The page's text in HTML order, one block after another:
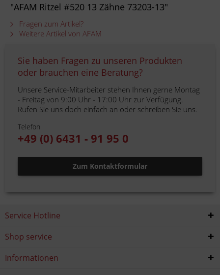
"AFAM Ritzel #520 13 Zähne 73203-13"
Fragen zum Artikel?
Weitere Artikel von AFAM
Sie haben Fragen zu unseren Produkten
oder brauchen eine Beratung?
Unsere Service-Mitarbeiter stehen Ihnen gerne Montag
- Freitag von 9:00 Uhr - 17:00 Uhr zur Verfügung.
Rufen Sie uns doch einfach an oder schreiben Sie uns.
Telefon
+49 (0) 6431 - 91 95 0
Zum Kontaktformular
Service Hotline
Shop service
Informationen